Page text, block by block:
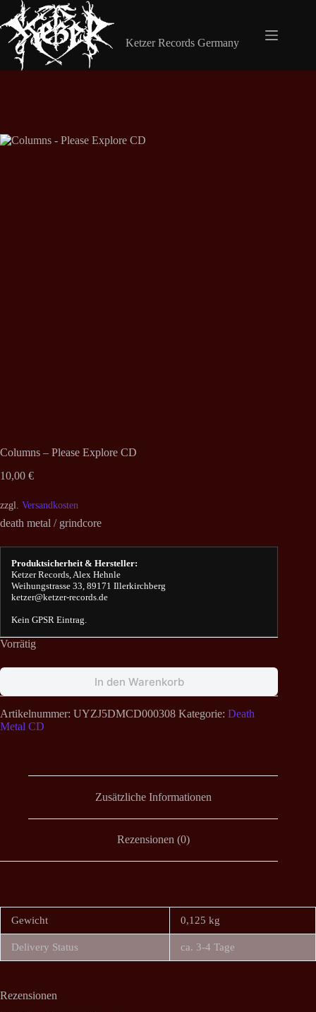
Inhalt
springen
Ketzer Records Germany
Columns – Please Explore CD
10,00 €
zzgl. Versandkosten
death metal / grindcore
Produktsicherheit & Hersteller:
Ketzer Records, Alex Hehnle
Weihungstrasse 33, 89171 Illerkirchberg
ketzer@ketzer-records.de
Kein GPSR Eintrag.
Vorrätig
In den Warenkorb
Artikelnummer: UYZJ5DMCD000308 Kategorie: Death
Metal CD
Zusätzliche Informationen
Rezensionen (0)
Gewicht 0,125 kg
Delivery Status ca. 3-4 Tage
Rezensionen